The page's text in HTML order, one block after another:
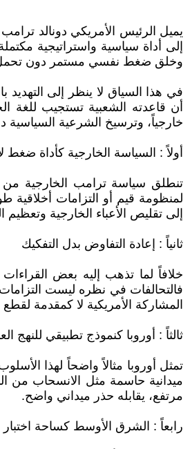
يميل الرئيس الأمريكي دونالد
إلى أداة سياسية واستراتيجية
وخلق ضغط نفسي مستمر دون تحمل
في هذا السياق لا ينظر إلى التهديد
أن قاعدته الشعبية تستجيب للغة
خارجياً، وترسيخ الشرعية السياسية
أولاً : السياسة الخارجية كأداة ضغط
تنطلق سياسة ترامب الخارجية من
لمنظومة قيم أو التزامات
إلى تقليص الأعباء الخارجية
ثانياً : إعادة التفاوض بدل التفكيك
خلافاً لما تذهب إليه بعض
فالتحالفات في نظره ليست
المشاركة الأمريكية لا كمقدمة لقطع
ثالثاً : أوروبا كنموذج تطبيقي للنهج
تمثل أوروبا مثالاً واضحاً لهذا
ميدانية حاسمة مثل الانسحاب من
مرتفع، يقابله حذر ميداني واضح.
رابعاً : الشرق الأوسط كساحة